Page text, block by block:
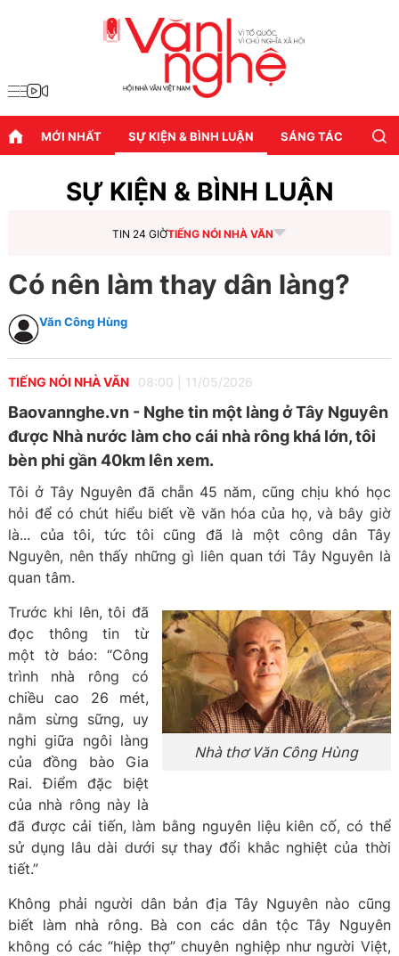
MỚI NHẤT SỰ KIỆN & BÌNH LUẬN SÁNG TÁC
SỰ KIỆN & BÌNH LUẬN
TIN 24 GIỜTIẾNG NÓI NHÀ VĂN
Có nên làm thay dân làng?
Văn Công Hùng
TIẾNG NÓI NHÀ VĂN 08:00 11/05/2026
Baovannghe.vn - Nghe tin một làng ở Tây Nguyên
được Nhà nước làm cho cái nhà rông khá lớn, tôi
bèn phi gần 40km lên xem.
Tôi ở Tây Nguyên đã chẵn 45 năm, cũng chịu khó học
hỏi để có chút hiểu biết về văn hóa của họ, và bây giờ
là... của tôi, tức tôi cũng đã là một công dân Tây
Nguyên, nên thấy những gì liên quan tới Tây Nguyên là
quan tâm.
Nhà thơ Văn Công Hùng
Trước khi lên, tôi đã
đọc thông tin từ
một tờ báo: “Công
trình nhà rông có
chiều cao 26 mét,
nằm sừng sững, uy
nghi giữa ngôi làng
của đồng bào Gia
Rai. Điểm đặc biệt
của nhà rông này là
đã được cải tiến, làm bằng nguyên liệu kiên cố, có thể
sử dụng lâu dài dưới sự thay đổi khắc nghiệt của thời
tiết.”
Không phải người dân bản địa Tây Nguyên nào cũng
biết làm nhà rông. Bà con các dân tộc Tây Nguyên
không có các “hiệp thợ” chuyên nghiệp như người Việt,